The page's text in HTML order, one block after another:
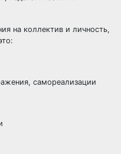
на коллектив и личность,
самореализации